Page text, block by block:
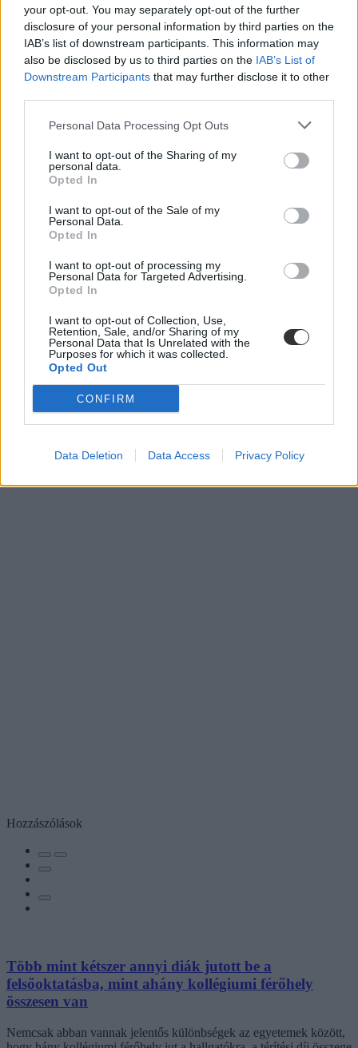
your opt-out. You may separately opt-out of the further
disclosure of your personal information by third parties on the
IAB’s list of downstream participants. This information may
also be disclosed by us to third parties on the IAB’s List of
Downstream Participants that may further disclose it to other
Personal Data Processing Opt Outs
I want to opt-out of the Sharing of my
personal data.
Opted In
I want to opt-out of the Sale of my
Personal Data.
Opted In
I want to opt-out of processing my
Personal Data for Targeted Advertising.
Opted In
I want to opt-out of Collection, Use,
Retention, Sale, and/or Sharing of my
Personal Data that Is Unrelated with the
Purposes for which it was collected.
Opted Out
CONFIRM
Data Deletion Data Access Privacy Policy
hőségriadó
Hozzászólások
Több mint kétszer annyi diák jutott be a
felsőoktatásba, mint ahány kollégiumi férőhely
összesen van
Nemcsak abban vannak jelentős különbségek az egyetemek között,